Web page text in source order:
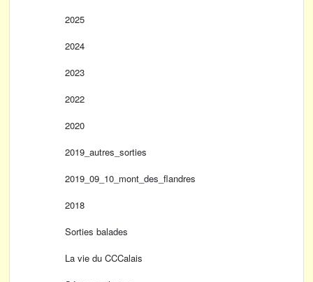
2025
2024
2023
2022
2020
2019_autres_sorties
2019_09_10_mont_des_flandres
2018
Sorties balades
La vie du CCCalais